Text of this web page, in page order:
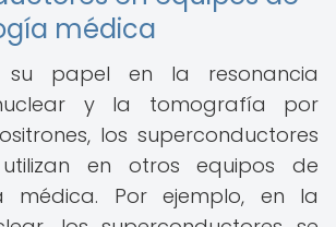
médica
su papel en la resonancia
y la tomografía por
los superconductores
en otros equipos de
médica. Por ejemplo, en la